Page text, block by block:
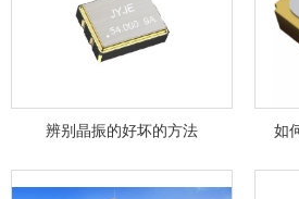
辨别晶振的好坏的方法 如